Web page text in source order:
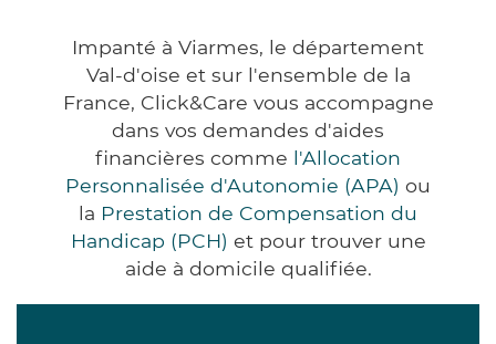
Impanté à Viarmes, le département
Val-d'oise et sur l'ensemble de la
France, Click&Care vous accompagne
dans vos demandes d'aides
financières comme l'Allocation
Personnalisée d'Autonomie (APA) ou
la Prestation de Compensation du
Handicap (PCH) et pour trouver une
aide à domicile qualifiée.